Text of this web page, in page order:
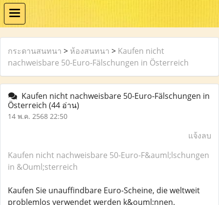
กระดานสนทนา > ห้องสนทนา > Kaufen nicht
nachweisbare 50-Euro-Fälschungen in Österreich
Kaufen nicht nachweisbare 50-Euro-Fälschungen in
Österreich (44 อ่าน)
14 พ.ค. 2568 22:50
แจ้งลบ
Kaufen nicht nachweisbare 50-Euro-F&auml;lschungen
in &Ouml;sterreich
Kaufen Sie unauffindbare Euro-Scheine, die weltweit
problemlos verwendet werden k&ouml;nnen.